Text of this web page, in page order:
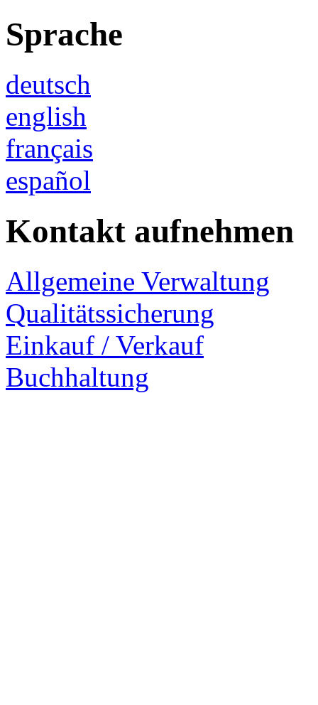
Sprache
deutsch
english
français
español
Kontakt aufnehmen
Allgemeine Verwaltung
Qualitätssicherung
Einkauf / Verkauf
Buchhaltung